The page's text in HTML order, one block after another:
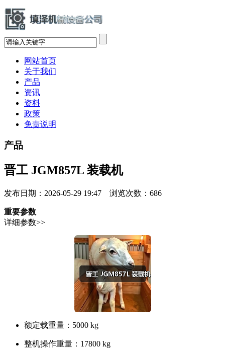
网站首页
关于我们
产品
资讯
资料
政策
免责说明
产品
晋工 JGM857L 装载机
发布日期：2026-05-29 19:47 浏览次数： 686
重要参数
详细参数>>
额定载重量： 5000 kg
整机操作重量： 17800 kg